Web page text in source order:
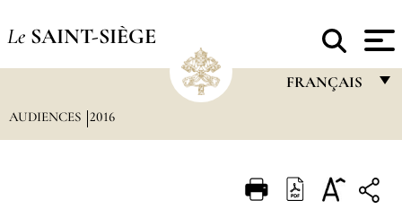
Le SAINT-SIÈGE
FRANÇAIS
ITALIANO
AUDIENCES 2016